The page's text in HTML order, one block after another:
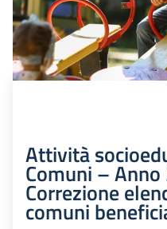
Attività
Comuni –
Correzione
comuni